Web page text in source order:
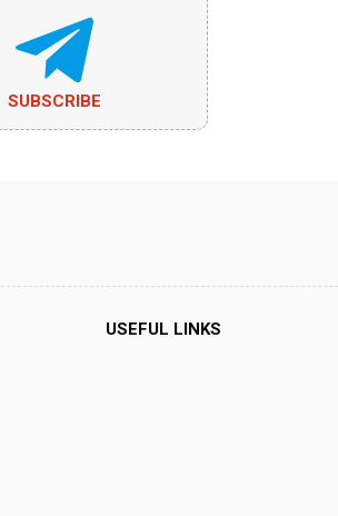
SUBSCRIBE
USEFUL LINKS